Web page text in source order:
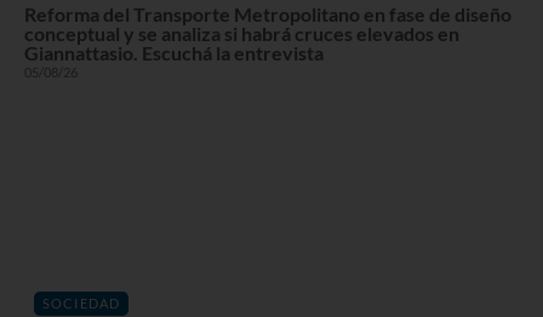
Reforma del Transporte Metropolitano en fase de diseño
conceptual y se analiza si habrá cruces elevados en
Giannattasio. Escuchá la entrevista
05/08/26
SOCIEDAD